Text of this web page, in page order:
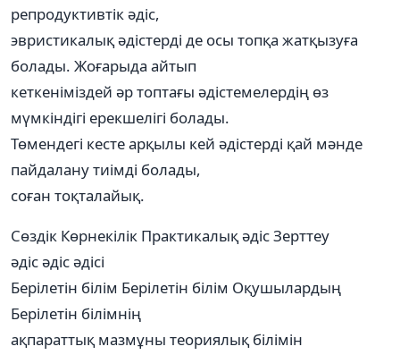
репродуктивтік әдіс,
эвристикалық әдістерді де осы топқа жатқызуға
болады. Жоғарыда айтып
кеткеніміздей әр топтағы әдістемелердің өз
мүмкіндігі ерекшелігі болады.
Төмендегі кесте арқылы кей әдістерді қай мәнде
пайдалану тиімді болады,
соған тоқталайық.
Сөздік Көрнекілік Практикалық әдіс Зерттеу
әдіс әдіс әдісі
Берілетін білім Берілетін білім Оқушылардың
Берілетін білімнің
ақпараттық мазмұны теориялық білімін